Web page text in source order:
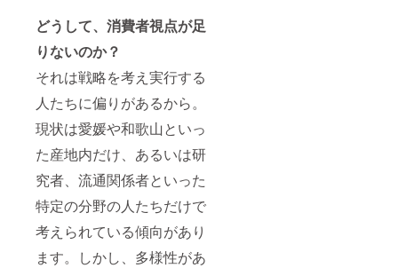
どうして、消費者視点が足
りないのか？
それは戦略を考え実行する
人たちに偏りがあるから。
現状は愛媛や和歌山といっ
た産地内だけ、あるいは研
究者、流通関係者といった
特定の分野の人たちだけで
考えられている傾向があり
ます。しかし、多様性があ